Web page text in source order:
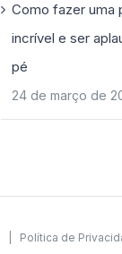
Como fazer uma
incrível e ser
pé
24 de março de
Política de